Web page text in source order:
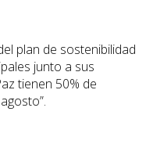
plan de sostenibilidad
junto a sus
tienen 50% de